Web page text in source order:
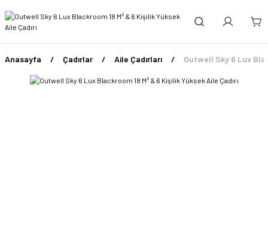
Anasayfa Çadırlar Aile Çadırları Outwell Sky 6 Lux